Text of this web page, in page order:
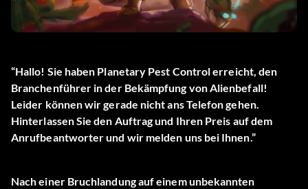
“Hallo! Sie haben Planetary Pest Control erreicht, den
Branchenführer in der Bekämpfung von Alienbefall!
Leider können wir gerade nicht ans Telefon gehen.
Hinterlassen Sie den Auftrag und Ihren Preis auf dem
Anrufbeantworter und wir melden uns bei Ihnen.”
Nach einer Bruchlandung auf einem unbekannten